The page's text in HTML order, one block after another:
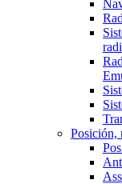
Posición,